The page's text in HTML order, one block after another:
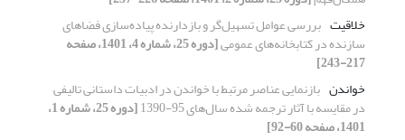
خلاقیت بررسی عوامل تسهیل‌گر و بازدارنده پیاده‌سازی فضاهای
سازنده در کتابخانه‌های عمومی [دوره 25، شماره 4، 1401، صفحه
217-243]
خواندن بازنمایی عناصر مرتبط با خواندن در ادبیات داستانی تالیفی
در مقایسه با آثار ترجمه شده‌ سال‌های 95-1390 [دوره 25، شماره 1،
1401، صفحه 60-92]